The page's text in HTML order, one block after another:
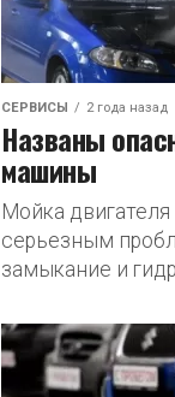
СЕРВИСЫ 2 года назад
Названы
машины
Мойка
серьезным
замыкание и